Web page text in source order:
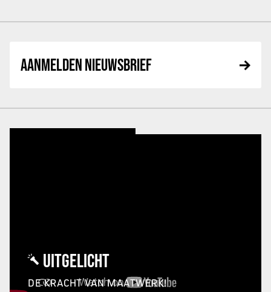
AANMELDEN NIEUWSBRIEF
UITGELICHT
DE KRACHT VAN MAATWERK!